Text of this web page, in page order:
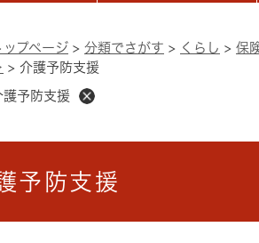
ップページ > 分類でさがす > くらし > 保
> 介護予防支援
護予防支援
予防支援